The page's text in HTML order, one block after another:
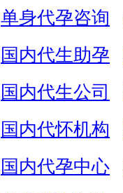
单身代孕咨询
国内代生助孕
国内代生公司
国内代怀机构
国内代孕中心